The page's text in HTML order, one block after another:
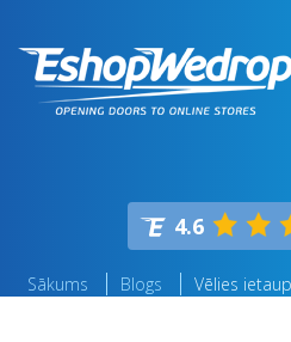
4.6
Sākums Blogs Vēlies